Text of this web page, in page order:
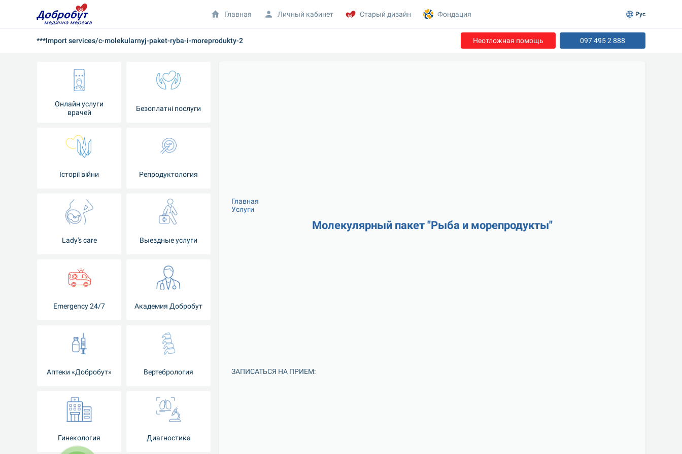
***Import services/c-molekularnyj-paket-ryba-i-moreprodukty-2 Неотложная помощь 097 495 2 888
Онлайн услуги
врачей
Безоплатні послуги
Iсторії війни Репродуктология
Lady's care Выездные услуги
Emergency 24/7 Академия Добробут
Аптеки «Добробут» Вертебрология
Гинекология Диагностика
Главная
Услуги
Молекулярный пакет "Рыба и морепродукты"
ЗАПИСАТЬСЯ НА ПРИЕМ:
Главная Личный кабинет Старый дизайн Фондация Рус